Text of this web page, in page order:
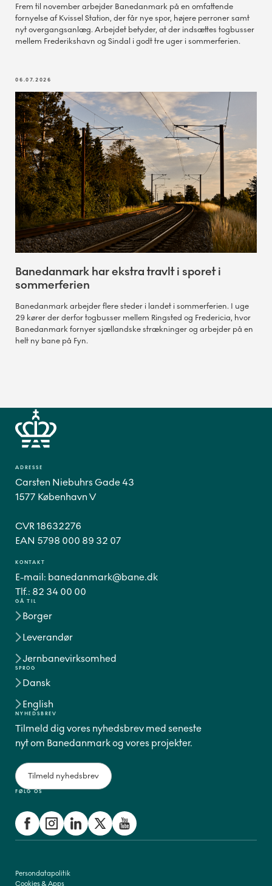
Frem til november arbejder Banedanmark på en omfattende
fornyelse af Kvissel Station, der får nye spor, højere perroner samt
nyt overgangsanlæg. Arbejdet betyder, at der indsættes togbusser
mellem Frederikshavn og Sindal i godt tre uger i sommerferien.
06.07.2026
Banedanmark har ekstra travlt i sporet i
sommerferien
Banedanmark arbejder flere steder i landet i sommerferien. I uge
29 kører der derfor togbusser mellem Ringsted og Fredericia, hvor
Banedanmark fornyer sjællandske strækninger og arbejder på en
helt ny bane på Fyn.
GÅ TIL
Borger
Leverandør
Jernbanevirksomhed
SPROG
Dansk
English
FØLG OS
ADRESSE
Carsten Niebuhrs Gade 43
1577 København V
CVR 18632276
EAN 5798 000 89 32 07
KONTAKT
E-mail: banedanmark@bane.dk
Tlf.: 82 34 00 00
NYHEDSBREV
Tilmeld dig vores nyhedsbrev med seneste
nyt om Banedanmark og vores projekter.
Tilmeld nyhedsbrev
Persondatapolitik
Cookies & Apps